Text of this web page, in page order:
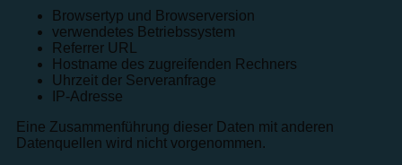
Browsertyp und Browserversion
verwendetes Betriebssystem
Referrer URL
Hostname des zugreifenden Rechners
Uhrzeit der Serveranfrage
IP-Adresse
Eine Zusammenführung dieser Daten mit anderen
Datenquellen wird nicht vorgenommen.